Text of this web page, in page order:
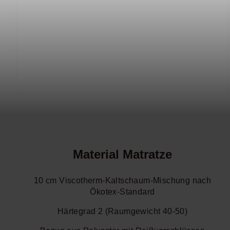
Material Matratze
10 cm Viscotherm-Kaltschaum-Mischung nach
Ökotex-Standard
Härtegrad 2 (Raumgewicht 40-50)